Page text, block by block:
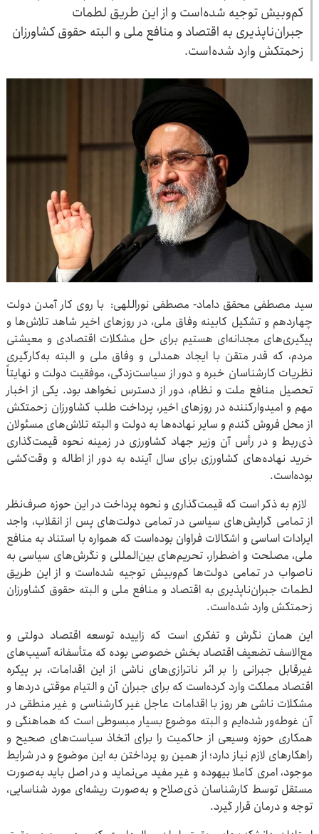
کم‌وبیش توجیه شده‌است و از این طریق لطمات
جبران‌ناپذیری به اقتصاد و منافع ملی و البته حقوق کشاورزان
زحمتکش وارد شده‌است.
سید مصطفی محقق داماد- مصطفی نوراللهی: با روی کار آمدن دولت
چهاردهم و تشکیل کابینه وفاق ملی، در روزهای اخیر شاهد تلاش‌ها و
پیگیری‌های مجدانه‌ای هستیم برای حل مشکلات اقتصادی و معیشتی
مردم، که قدر متقن با ایجاد همدلی و وفاق ملی و البته به‌کارگیری
نظریات کارشناسان خبره و دور از سیاست‌زدگی، موفقیت دولت و نهایتاً
تحصیل منافع ملت و نظام، دور از دسترس نخواهد بود. یکی از اخبار
مهم و امیدوارکننده در روزهای اخیر، پرداخت طلب کشاورزان زحمتکش
از محل فروش گندم و سایر نهاده‌ها به دولت و البته تلاش‌های مسئولان
ذی‌ربط و در رأس آن وزیر جهاد کشاورزی در زمینه نحوه قیمت‌گذاری
خرید نهاده‌های کشاورزی برای سال آینده به دور از اطاله و وقت‌کشی
بوده‌است.
لازم به ذکر است که قیمت‌گذاری و نحوه پرداخت در این حوزه صرف‌نظر
از تمامی گرایش‌های سیاسی در تمامی دولت‌های پس از انقلاب، واجد
ایرادات اساسی و اشکالات فراوان بوده‌است که همواره با استناد به منافع
ملی، مصلحت و اضطرار، تحریم‌های بین‌المللی و نگرش‌های سیاسی به
ناصواب در تمامی دولت‌ها کم‌وبیش توجیه شده‌است و از این طریق
لطمات جبران‌ناپذیری به اقتصاد و منافع ملی و البته حقوق کشاورزان
زحمتکش وارد شده‌است.
این همان نگرش و تفکری است که زاییده توسعه اقتصاد دولتی و
مع‌الاسف تضعیف اقتصاد بخش خصوصی بوده که متأسفانه آسیب‌های
غیرقابل جبرانی را بر اثر ناترازی‌های ناشی از این اقدامات، بر پیکره
اقتصاد مملکت وارد کرده‌است که برای جبران آن و التیام موقتی دردها و
مشکلات ناشی هر روز با اقدامات عاجل غیر کارشناسی و غیر منطقی در
آن غوطه‌ور شده‌ایم و البته موضوع بسیار مبسوطی است که هماهنگی و
همکاری حوزه وسیعی از حاکمیت را برای اتخاذ سیاست‌های صحیح و
راهکارهای لازم نیاز دارد؛ از همین رو پرداختن به این موضوع و در شرایط
موجود، امری کاملا بیهوده و غیر مفید می‌نماید و در اصل باید به‌صورت
مستقل توسط کارشناسان ذی‌صلاح و به‌صورت ریشه‌ای مورد شناسایی،
توجه و درمان قرار گیرد.